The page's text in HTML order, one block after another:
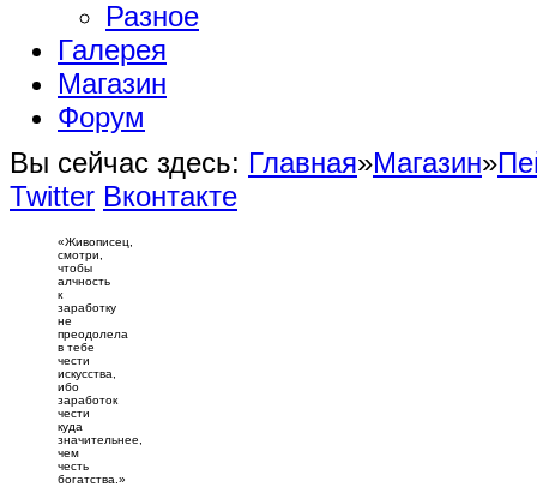
Разное
Галерея
Магазин
Форум
Вы сейчас здесь: Главная»Магазин»
Twitter Вконтакте
«Живописец,
смотри,
чтобы
алчность
к
заработку
не
преодолела
в тебе
чести
искусства,
ибо
заработок
чести
куда
значительнее,
чем
честь
богатства.»